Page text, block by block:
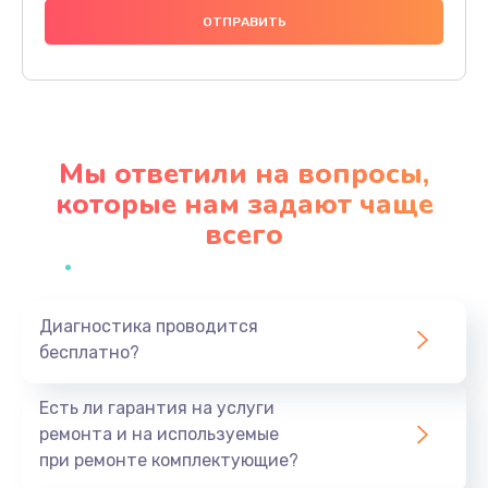
790 руб.
Заказать
Замена задней крышки
Заказать
Мы ответили на вопросы,
которые нам задают чаще
всего
Диагностика проводится
бесплатно?
Есть ли гарантия на услуги
ремонта и на используемые
при ремонте комплектующие?